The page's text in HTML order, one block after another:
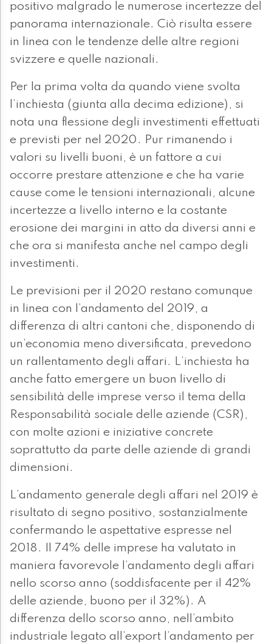
positivo malgrado le numerose incertezze del
panorama internazionale. Ciò risulta essere
in linea con le tendenze delle altre regioni
svizzere e quelle nazionali.
Per la prima volta da quando viene svolta
l’inchiesta (giunta alla decima edizione), si
nota una flessione degli investimenti effettuati
e previsti per nel 2020. Pur rimanendo i
valori su livelli buoni, è un fattore a cui
occorre prestare attenzione e che ha varie
cause come le tensioni internazionali, alcune
incertezze a livello interno e la costante
erosione dei margini in atto da diversi anni e
che ora si manifesta anche nel campo degli
investimenti.
Le previsioni per il 2020 restano comunque
in linea con l’andamento del 2019, a
differenza di altri cantoni che, disponendo di
un’economia meno diversificata, prevedono
un rallentamento degli affari. L’inchiesta ha
anche fatto emergere un buon livello di
sensibilità delle imprese verso il tema della
Responsabilità sociale delle aziende (CSR),
con molte azioni e iniziative concrete
soprattutto da parte delle aziende di grandi
dimensioni.
L’andamento generale degli affari nel 2019 è
risultato di segno positivo, sostanzialmente
confermando le aspettative espresse nel
2018. Il 74% delle imprese ha valutato in
maniera favorevole l’andamento degli affari
nello scorso anno (soddisfacente per il 42%
delle aziende, buono per il 32%). A
differenza dello scorso anno, nell’ambito
industriale legato all’export l’andamento per